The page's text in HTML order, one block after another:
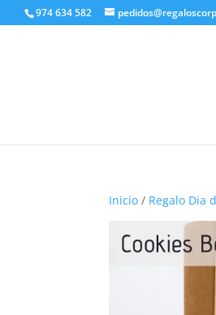
974 634 582
Inicio / Regalo Dia